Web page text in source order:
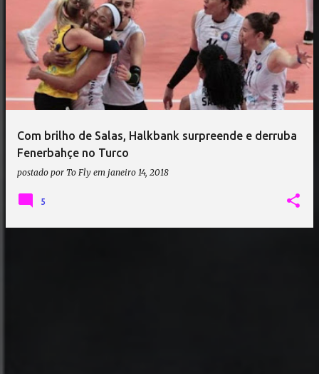
Com brilho de Salas, Halkbank surpreende e derruba
Fenerbahçe no Turco
postado por To Fly em janeiro 14, 2018
5